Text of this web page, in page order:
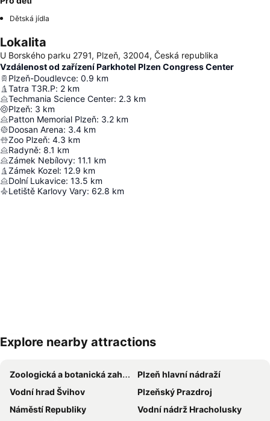
Dětská jídla
Lokalita
U Borského parku 2791, Plzeň, 32004, Česká republika
Vzdálenost od zařízení Parkhotel Plzen Congress Center
Plzeň-Doudlevce: 0.9 km
Tatra T3R.P: 2 km
Techmania Science Center: 2.3 km
Plzeň: 3 km
Patton Memorial Plzeň: 3.2 km
Doosan Arena: 3.4 km
Zoo Plzeň: 4.3 km
Radyně: 8.1 km
Zámek Nebílovy: 11.1 km
Zámek Kozel: 12.9 km
Dolní Lukavice: 13.5 km
Letiště Karlovy Vary: 62.8 km
Explore nearby attractions
Zoologická a botanická zahrada města Plzně
Plzeň hlavní nádraží
Vodní hrad Švihov
Plzeňský Prazdroj
Náměstí Republiky
Vodní nádrž Hracholusky